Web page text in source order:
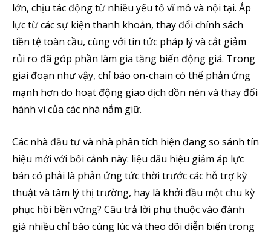
lớn, chịu tác động từ nhiều yếu tố vĩ mô và nội tại. Áp
lực từ các sự kiện thanh khoản, thay đổi chính sách
tiền tệ toàn cầu, cùng với tin tức pháp lý và cắt giảm
rủi ro đã góp phần làm gia tăng biến động giá. Trong
giai đoạn như vậy, chỉ báo on-chain có thể phản ứng
mạnh hơn do hoạt động giao dịch dồn nén và thay đổi
hành vi của các nhà nắm giữ.
Các nhà đầu tư và nhà phân tích hiện đang so sánh tín
hiệu mới với bối cảnh này: liệu dấu hiệu giảm áp lực
bán có phải là phản ứng tức thời trước các hỗ trợ kỹ
thuật và tâm lý thị trường, hay là khởi đầu một chu kỳ
phục hồi bền vững? Câu trả lời phụ thuộc vào đánh
giá nhiều chỉ báo cùng lúc và theo dõi diễn biến trong